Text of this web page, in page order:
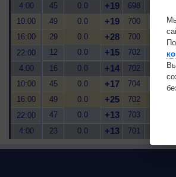
4:00 45 0.0 +19 698
10:00
49 0.0 +19 700
16:00
29 0.0 +28 700
22:00
12 0.0 +15 702
4:00 16 0.0 +14 702
10:00
45 0.0 +17 704
16:00
49 0.0 +25 702
22:00
47 0.0 +13 703
4:00 23 0.0 +13 701